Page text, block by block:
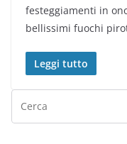
festeggiamenti in
bellissimi fuochi
Leggi tutto